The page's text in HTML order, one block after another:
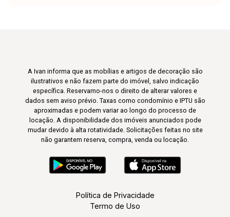
A Ivan informa que as mobílias e artigos de decoração são
ilustrativos e não fazem parte do imóvel, salvo indicação
específica. Reservamo-nos o direito de alterar valores e
dados sem aviso prévio. Taxas como condomínio e IPTU são
aproximadas e podem variar ao longo do processo de
locação. A disponibilidade dos imóveis anunciados pode
mudar devido à alta rotatividade. Solicitações feitas no site
não garantem reserva, compra, venda ou locação.
Política de Privacidade
Termo de Uso